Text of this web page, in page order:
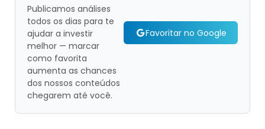
Publicamos análises
todos os dias para te
ajudar a investir
melhor — marcar
como favorita
aumenta as chances
dos nossos conteúdos
chegarem até você.
Favoritar no Google